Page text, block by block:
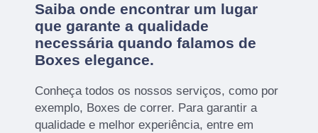
Saiba onde encontrar um lugar
que garante a qualidade
necessária quando falamos de
Boxes elegance.
Conheça todos os nossos serviços, como por
exemplo, Boxes de correr. Para garantir a
qualidade e melhor experiência, entre em